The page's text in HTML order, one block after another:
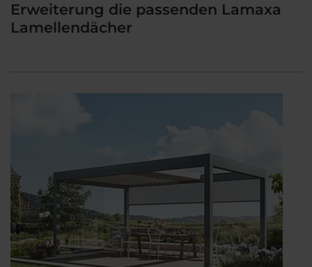
Erweiterung die passenden Lamaxa
Lamellendächer